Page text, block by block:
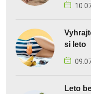
si leto
Leto